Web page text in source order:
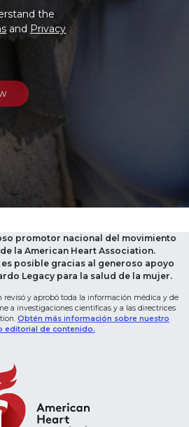
the
and Privacy
promotor nacional del movimiento
la American Heart Association.
posible gracias al generoso apoyo
Legacy para la salud de la mujer.
revisó y aprobó toda la información médica y de
a investigaciones científicas y a las directrices
Obtén más información sobre nuestro
editorial de contenido.